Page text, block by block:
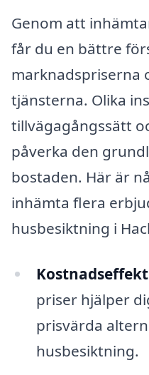
Genom att
får du en bättre
marknadspriserna
tjänsterna. Olika
tillvägagångssätt
påverka den
bostaden. Här är
inhämta flera
husbesiktning i
priser hjälper
prisvärda
husbesiktning.